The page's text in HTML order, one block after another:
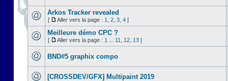
Arkos Tracker revealed
[ Aller vers la page : 1 2 3 4 ]
Meilleure démo CPC ?
[ Aller vers la page : 1 11 12 13 ]
BND#5 graphix compo
[CROSSDEV/GFX] Multipaint 2019